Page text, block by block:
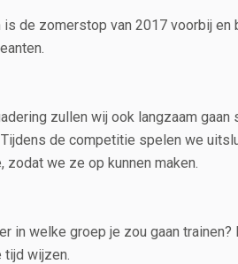
de zomerstop van 2017 voorbij en
zullen wij ook langzaam gaan
de competitie spelen we
we ze op kunnen maken.
in welke groep je zou gaan
tijd wijzen.